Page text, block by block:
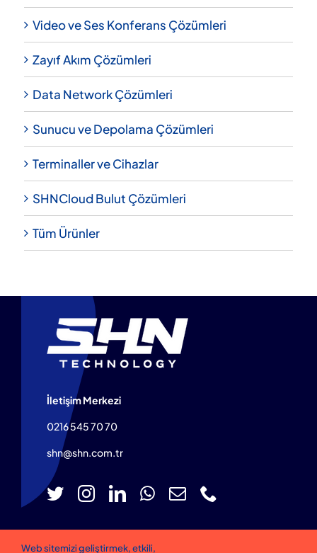
Video ve Ses Konferans Çözümleri
Zayıf Akım Çözümleri
Data Network Çözümleri
Sunucu ve Depolama Çözümleri
Terminaller ve Cihazlar
SHNCloud Bulut Çözümleri
Tüm Ürünler
İletişim Merkezi
0216 545 70 70
shn@shn.com.tr
Web sitemizi geliştirmek, etkili,